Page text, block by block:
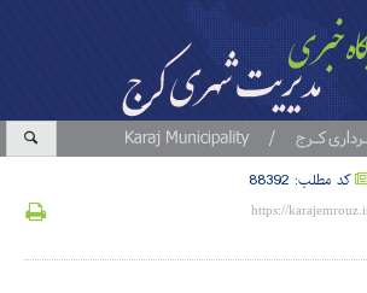
کد مطلب: 88392